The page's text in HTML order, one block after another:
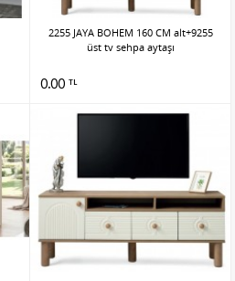
2255 JAYA BOHEM 160 CM alt+9255
üst tv sehpa aytaşı
0.00 TL